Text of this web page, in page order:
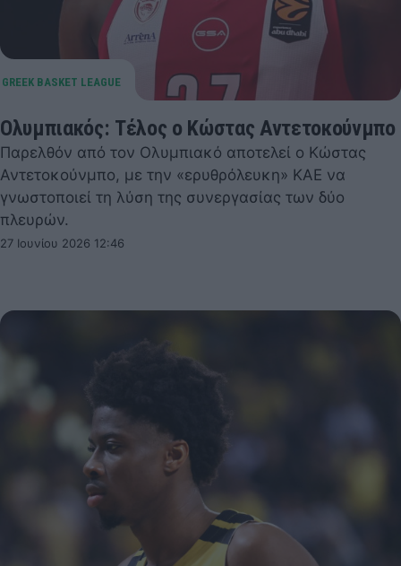
Ολυμπιακός: Τέλος ο Κώστας Αντετοκούνμπο
Παρελθόν από τον Ολυμπιακό αποτελεί ο Κώστας
Αντετοκούνμπο, με την «ερυθρόλευκη» ΚΑΕ να
γνωστοποιεί τη λύση της συνεργασίας των δύο
πλευρών.
27 Ιουνίου 2026 12:46